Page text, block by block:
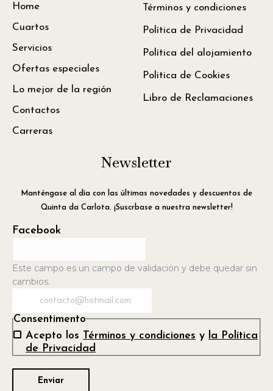
Home
Cuartos
Servicios
Ofertas especiales
Lo mejor de la región
Contactos
Carreras
Términos y condiciones
Política de Privacidad
Política del alojamiento
Politica de Cookies
Libro de Reclamaciones
Newsletter
Manténgase al día con las últimas novedades y descuentos de
Quinta da Carlota. ¡Suscrbase a nuestra newsletter!
Facebook
Este campo es un campo de validación y debe quedar sin
cambios.
Consentimento
Acepto los Términos y condiciones y la Política
de Privacidad